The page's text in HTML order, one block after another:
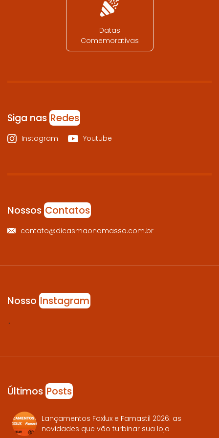
Datas
Comemorativas
Siga nas Redes
Instagram Youtube
Nossos Contatos
contato@dicasmaonamassa.com.br
Nosso Instagram
…
Últimos Posts
Lançamentos Foxlux e Famastil 2026: as
novidades que vão turbinar sua loja